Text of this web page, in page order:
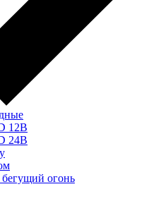
12В
24В
бегущий огонь